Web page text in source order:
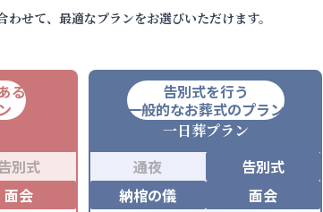
わせて、最適なプランをお選びいただけます。
る
別式
面会
告別式を行う
一般的なお葬式のプラン
一日葬プラン
通夜
告別式
納棺の儀
面会